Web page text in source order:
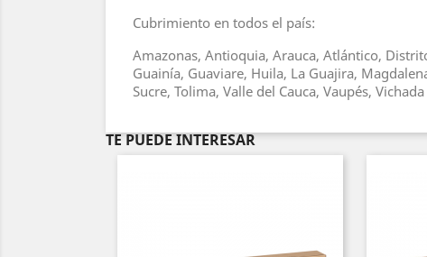
Cubrimiento en todos el país:
Amazonas, Antioquia, Arauca, Atlántico,
Guainía, Guaviare, Huila, La Guajira,
Sucre, Tolima, Valle del Cauca, Vaupés, Vichada
TE PUEDE INTERESAR